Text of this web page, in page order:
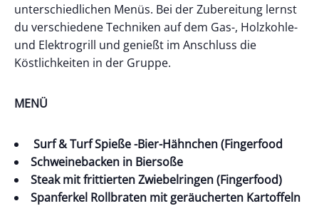
unterschiedlichen Menüs. Bei der Zubereitung lernst
du verschiedene Techniken auf dem Gas-, Holzkohle-
und Elektrogrill und genießt im Anschluss die
Köstlichkeiten in der Gruppe.
MENÜ
Surf & Turf Spieße -Bier-Hähnchen (Fingerfood
Schweinebacken in Biersoße
Steak mit frittierten Zwiebelringen (Fingerfood)
Spanferkel Rollbraten mit geräucherten Kartoffeln